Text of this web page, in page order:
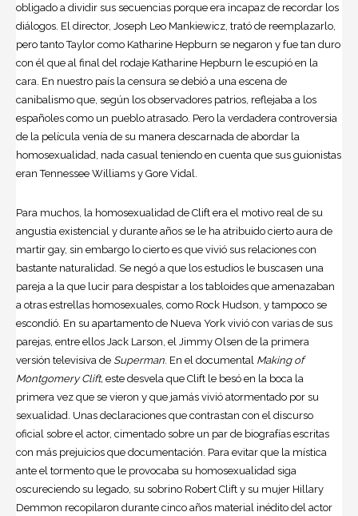
obligado a dividir sus secuencias porque era incapaz de recordar los
diálogos. El director, Joseph Leo Mankiewicz, trató de reemplazarlo,
pero tanto Taylor como Katharine Hepburn se negaron y fue tan duro
con él que al final del rodaje Katharine Hepburn le escupió en la
cara. En nuestro país la censura se debió a una escena de
canibalismo que, según los observadores patrios, reflejaba a los
españoles como un pueblo atrasado. Pero la verdadera controversia
de la película venía de su manera descarnada de abordar la
homosexualidad, nada casual teniendo en cuenta que sus guionistas
eran Tennessee Williams y Gore Vidal.
Para muchos, la homosexualidad de Clift era el motivo real de su
angustia existencial y durante años se le ha atribuido cierto aura de
martir gay, sin embargo lo cierto es que vivió sus relaciones con
bastante naturalidad. Se negó a que los estudios le buscasen una
pareja a la que lucir para despistar a los tabloides que amenazaban
a otras estrellas homosexuales, como Rock Hudson, y tampoco se
escondió. En su apartamento de Nueva York vivió con varias de sus
parejas, entre ellos Jack Larson, el Jimmy Olsen de la primera
versión televisiva de Superman . En el documental Making of
Montgomery Clift, este desvela que Clift le besó en la boca la
primera vez que se vieron y que jamás vivió atormentado por su
sexualidad. Unas declaraciones que contrastan con el discurso
oficial sobre el actor, cimentado sobre un par de biografías escritas
con más prejuicios que documentación. Para evitar que la mística
ante el tormento que le provocaba su homosexualidad siga
oscureciendo su legado, su sobrino Robert Clift y su mujer Hillary
Demmon recopilaron durante cinco años material inédito del actor